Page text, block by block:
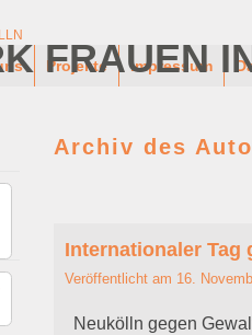
FRAUEN
Projekte Impressum
Archiv des
Internationaler Tag
Veröffentlicht am 16.
Neukölln gegen